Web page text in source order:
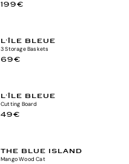
199€
L'ÎLE BLEUE
3 Storage Baskets
69€
L'ÎLE BLEUE
Cutting Board
49€
THE BLUE ISLAND
Mango Wood Cat